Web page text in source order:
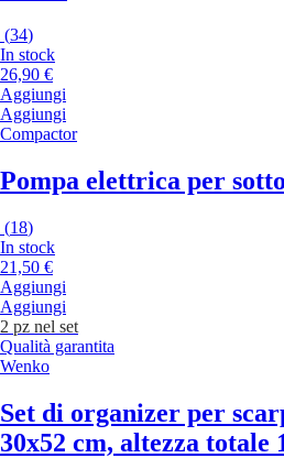
(34)
In stock
26,90 €
Aggiungi
Aggiungi
Compactor
Pompa elettrica per
(18)
In stock
21,50 €
Aggiungi
Aggiungi
2 pz nel set
Qualità garantita
Wenko
Set di organizer per
30x52 cm, altezza totale